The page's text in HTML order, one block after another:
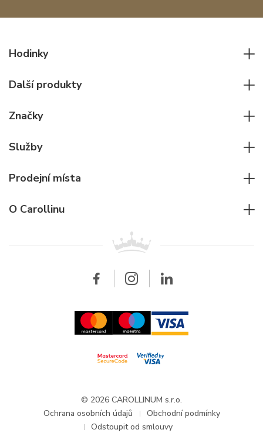
Hodinky
Dámské hodinky
Pilotní hodinky
Potápěčské hodinky
Další produkty
Ostatní doplňky
Značky
Cartier
Breitling
Služby
Pro firmy
Velkoobchod
Prodejní místa
O Carollinu
O společnosti Carollinum
Aktuality a oznámení
© 2026 CAROLLINUM s.r.o.
Ochrana osobních údajů
Obchodní podmínky
Odstoupit od smlouvy